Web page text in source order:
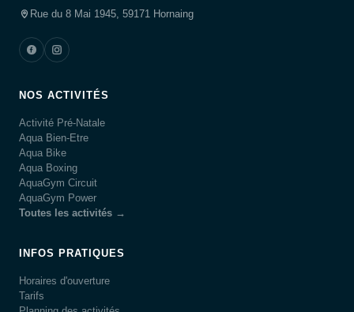
Rue du 8 Mai 1945, 59171 Hornaing
NOS ACTIVITÉS
Activité Pré-Natale
Aqua Bien-Etre
Aqua Bike
Aqua Boxing
AquaGym Circuit
AquaGym Power
Toutes les activités →
INFOS PRATIQUES
Horaires d'ouverture
Tarifs